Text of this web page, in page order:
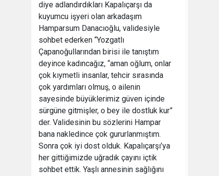
diye adlandırdıkları Kapalıçarşı da
kuyumcu işyeri olan arkadaşım
Hamparsum Danacıoğlu, validesiyle
sohbet ederken “Yozgatlı
Çapanoğullarından birisi ile tanıştım
deyince kadıncağız, “aman oğlum, onlar
çok kıymetli insanlar, tehcir sırasında
çok yardımları olmuş, o ailenin
sayesinde büyüklerimiz güven içinde
sürgüne gitmişler, o bey ile dostluk kur”
der. Validesinin bu sözlerini Hampar
bana nakledince çok gururlanmıştım.
Sonra çok iyi dost olduk. Kapalıçarşı’ya
her gittiğimizde uğradık çayını içtik
sohbet ettik. Yaşlı annesinin sağlığını